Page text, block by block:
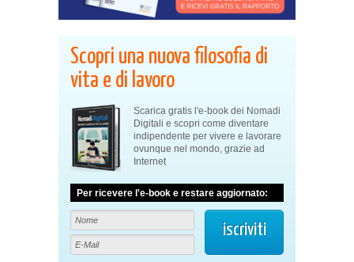
Scopri una nuova filosofia di
vita e di lavoro
Scarica gratis l'e-book dei Nomadi
Digitali e scopri come diventare
indipendente per vivere e lavorare
ovunque nel mondo, grazie ad
Internet
Per ricevere l'e-book e restare aggiornato: